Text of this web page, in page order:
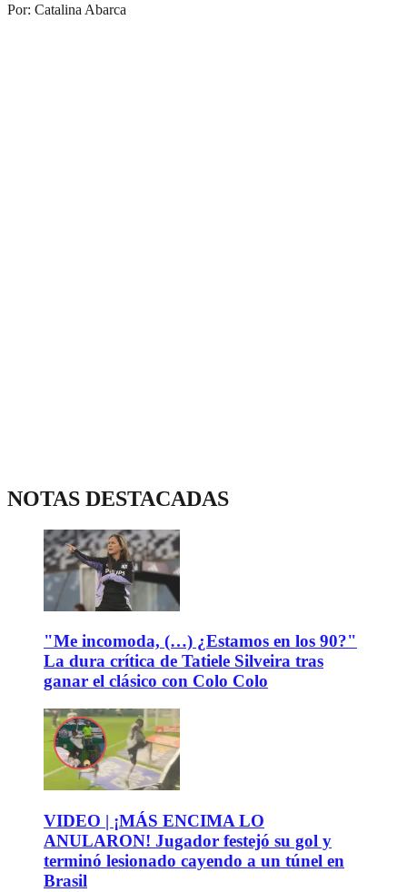
Por: Catalina Abarca
NOTAS DESTACADAS
"Me incomoda, (…) ¿Estamos en los 90?"
La dura crítica de Tatiele Silveira tras
ganar el clásico con Colo Colo
VIDEO | ¡MÁS ENCIMA LO
ANULARON! Jugador festejó su gol y
terminó lesionado cayendo a un túnel en
Brasil